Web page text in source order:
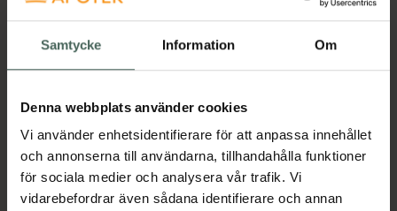
Samtycke Information Om
Denna webbplats använder cookies
Vi använder enhetsidentifierare för att anpassa innehållet
och annonserna till användarna, tillhandahålla funktioner
för sociala medier och analysera vår trafik. Vi
vidarebefordrar även sådana identifierare och annan
hastighet för att efterlikna amning, medan
takt. Håll ett öga på din babys komfortnivå
och lätthet för att hitta den perfekta
naturgummilatex.
Obs: Detta köp inkluderar endast flasknipplar.
Alla extra delar måste köpas separat